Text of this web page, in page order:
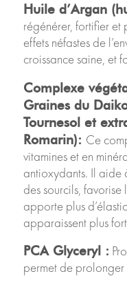
Huile d’Argan
régénérer, fortifier et
effets néfastes de
croissance saine, et
Complexe
Graines du
Tournesol et
Romarin): Ce
vitamines et en
antioxydants. Il aide
des sourcils,
apporte plus
apparaissent plus
PCA Glyceryl :
permet de prolonger